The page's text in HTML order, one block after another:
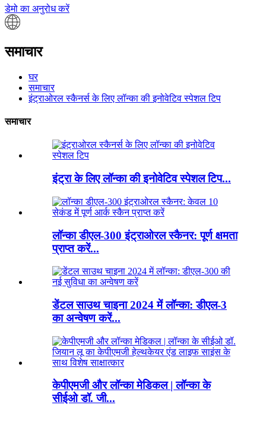
डेमो का अनुरोध करें
समाचार
घर
समाचार
इंट्राओरल स्कैनर्स के लिए लॉन्का की इनोवेटिव स्पेशल टिप
समाचार
इंट्रा के लिए लॉन्का की इनोवेटिव स्पेशल टिप...
लॉन्का डीएल-300 इंट्राओरल स्कैनर: पूर्ण क्षमता
प्राप्त करें...
डेंटल साउथ चाइना 2024 में लॉन्का: डीएल-3
का अन्वेषण करें...
केपीएमजी और लॉन्का मेडिकल | लॉन्का के
सीईओ डॉ. जी...